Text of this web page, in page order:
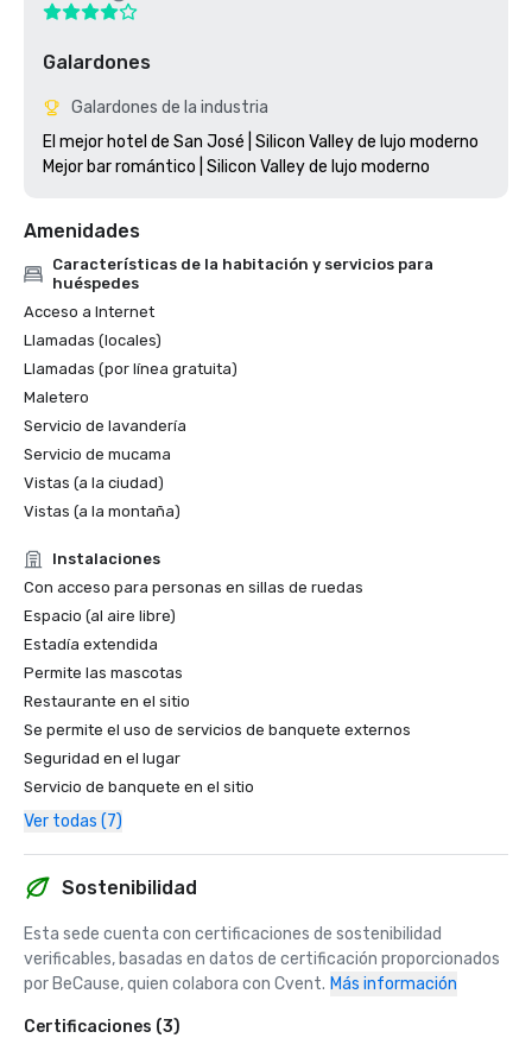
Galardones
Galardones de la industria
El mejor hotel de San José | Silicon Valley de lujo moderno
Amenidades
Características de la habitación y servicios para
huéspedes
Acceso a Internet
Llamadas (locales)
Llamadas (por línea gratuita)
Maletero
Servicio de lavandería
Servicio de mucama
Vistas (a la ciudad)
Vistas (a la montaña)
Instalaciones
Con acceso para personas en sillas de ruedas
Espacio (al aire libre)
Estadía extendida
Permite las mascotas
Restaurante en el sitio
Se permite el uso de servicios de banquete externos
Seguridad en el lugar
Servicio de banquete en el sitio
Ver todas (7)
Sostenibilidad
Esta sede cuenta con certificaciones de sostenibilidad
verificables, basadas en datos de certificación proporcionados
por BeCause, quien colabora con Cvent. Más información
Certificaciones (3)